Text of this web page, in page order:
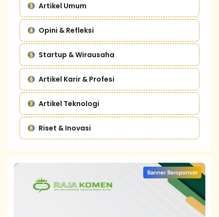
Artikel Umum
Opini & Refleksi
Startup & Wirausaha
Artikel Karir & Profesi
Artikel Teknologi
Riset & Inovasi
Banner Bersponsor